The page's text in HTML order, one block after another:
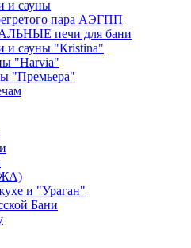
и сауны
пара АЭГПП
печи для бани
и сауны "Кristina"
"Harvia"
"Премьера"
и "Ураган"
Бани